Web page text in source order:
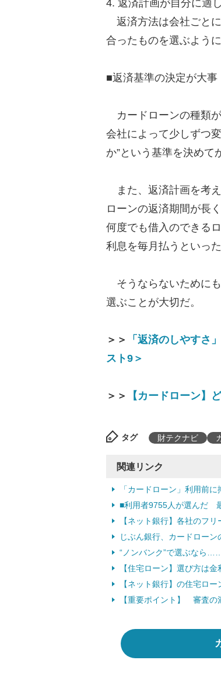
4. 返済計画が自分に適
返済方法は会社ごと
合ったものを選ぶように
■返済基準の決定が大事
カードローンの種類
会社によって少しずつ
か”という基準を決めて
また、返済計画を考え
ローンの返済期間が長
何度でも借入のできる
利息を毎月払うといっ
そうならないために
選ぶことが大切だ。
＞＞
「返済のしやす
スト9＞
＞＞ 【カードローン
タグ 財テクナビ
関連リンク
「カードローン」利用前
■利用者9755人が選んだ
【ネット銀行】各社のフ
じぶん銀行、カードローン
“ノンバンク”で選ぶなら
【住宅ローン】選び方は
【ネット銀行】の住宅ロ
【重要ポイント】 審査の